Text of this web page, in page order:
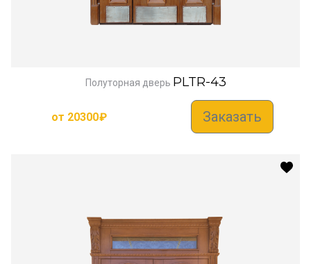
Полуторная дверь PLTR-43
от 20300₽ Заказать